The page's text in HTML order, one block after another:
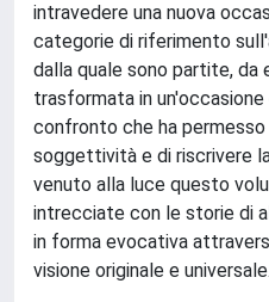
intravedere una nuova
categorie di riferimento
dalla quale sono partite, da
trasformata in
confronto che ha permesso
soggettività e di riscrivere
venuto alla luce questo
intrecciate con le storie di
in forma evocativa
visione originale e universale.